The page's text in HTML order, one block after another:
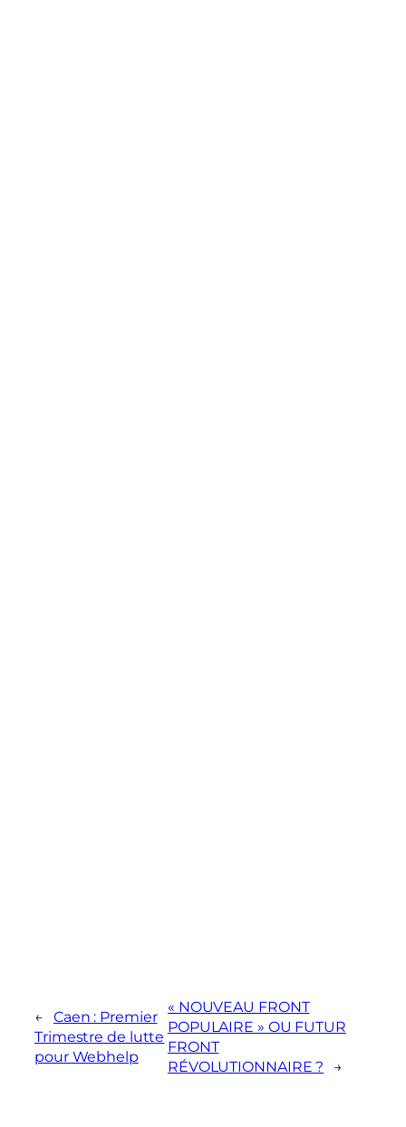
←
Caen : Premier
Trimestre de lutte
pour Webhelp
« NOUVEAU FRONT
POPULAIRE » OU FUTUR
FRONT
RÉVOLUTIONNAIRE ?
→